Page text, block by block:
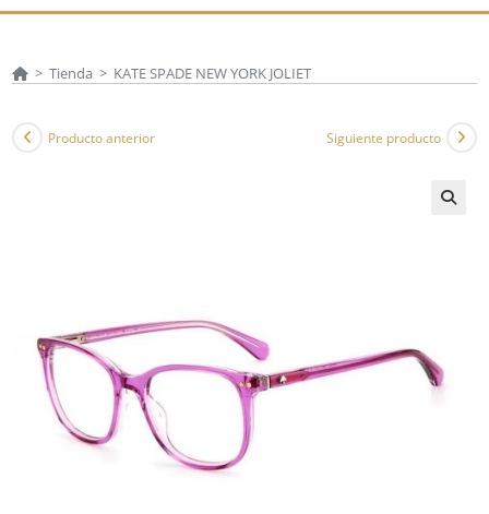
> Tienda > KATE SPADE NEW YORK JOLIET
Producto anterior Siguiente producto